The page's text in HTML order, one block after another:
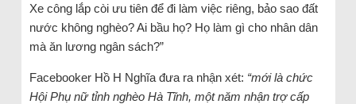
Xe công lắp còi ưu tiên để đi làm việc riêng, bảo sao đất
nước không nghèo? Ai bầu họ? Họ làm gì cho nhân dân
mà ăn lương ngân sách?”
Facebooker Hồ H Nghĩa đưa ra nhận xét: “mới là chức
Hội Phụ nữ tỉnh nghèo Hà Tĩnh, một năm nhận trợ cấp